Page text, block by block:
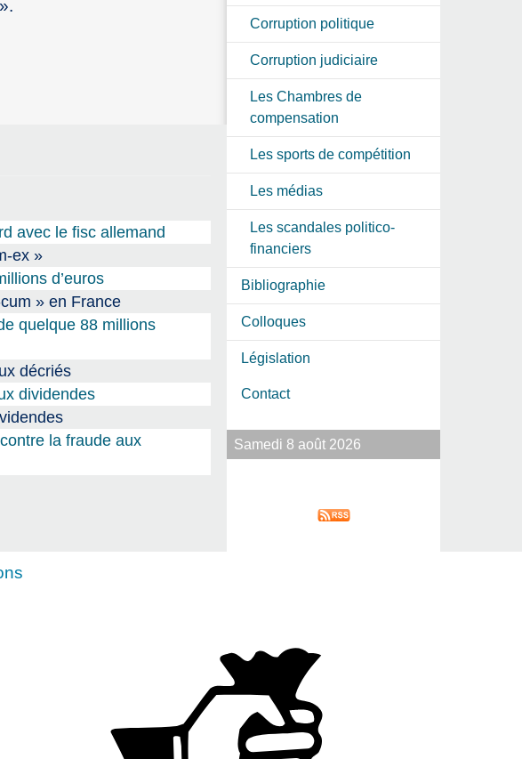
avec le fisc allemand
ex »
d’euros
» en France
quelque 88 millions
décriés
dividendes
la fraude aux
Corruption politique
Corruption judiciaire
Les Chambres de
compensation
Les sports de compétition
Les médias
Les scandales politico-
financiers
Bibliographie
Colloques
Législation
Contact
Samedi 8 août 2026